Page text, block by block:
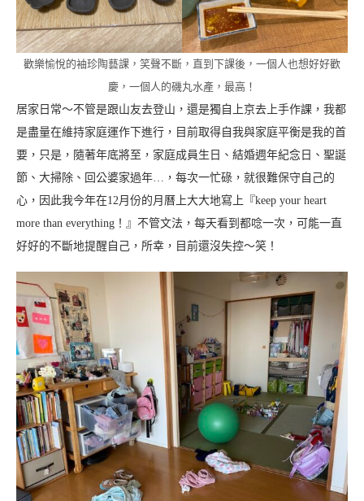
歡樂愉悅的袖珍陶藝課，笑聲不斷，直到下課後，一個人也想好好歡
慶，一個人的磯丸水產，最高！
居家日常～不管是跟山友去登山，還是獨自上京去上手作課，我都
是盡量在維持家庭運作下進行，目前取得自我與家庭平衡是我的首
要，只是，隨著年底將至，家庭成員生日、結婚週年紀念日、聖誕
節、大掃除、回公婆家過年…，每次一忙碌，就很難保守自己的
心，因此我今年在12月份的月曆上大大地寫上『keep your heart
more than everything！』不管文法，每天看到都唸一次，可能一直
好好的不斷地提醒自己，所幸，目前還沒失控～笑！